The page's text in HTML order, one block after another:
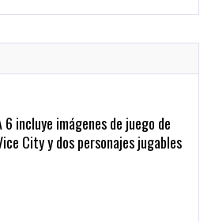
en la Vida Real que te
incluye imágenes de juego de
City y dos personajes jugables